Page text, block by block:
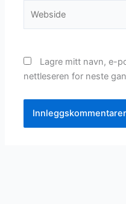
Lagre mitt navn, e-
nettleseren for neste